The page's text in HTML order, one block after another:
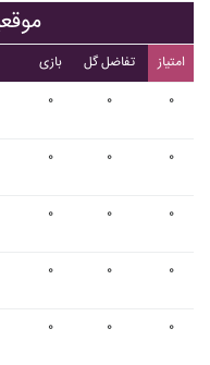
بازی تفاضل گل
امتیاز
۰ ۰ ۰
۰ ۰ ۰
۰ ۰ ۰
۰ ۰ ۰
۰ ۰ ۰